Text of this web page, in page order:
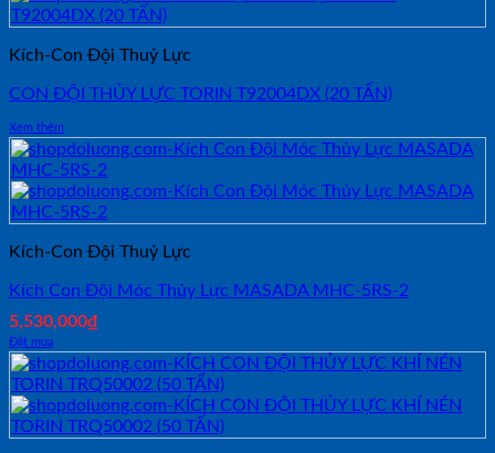
Kích-Con Đội Thuỷ Lực
CON ĐỘI THỦY LỰC TORIN T92004DX (20 TẤN)
Xem thêm
Kích-Con Đội Thuỷ Lực
Kích Con Đội Móc Thủy Lực MASADA MHC-5RS-2
5,530,000₫
Đặt mua